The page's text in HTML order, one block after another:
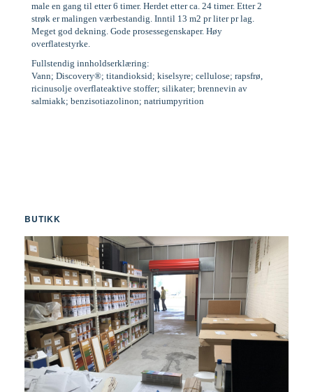
male en gang til etter 6 timer. Herdet etter ca. 24 timer. Etter 2
strøk er malingen værbestandig. Inntil 13 m2 pr liter pr lag.
Meget god dekning. Gode prosessegenskaper. Høy
overflatestyrke.
Fullstendig innholdserklæring:
Vann; Discovery®; titandioksid; kiselsyre; cellulose; rapsfrø,
ricinusolje overflateaktive stoffer; silikater; brennevin av
salmiakk; benzisotiazolinon; natriumpyrition
BUTIKK